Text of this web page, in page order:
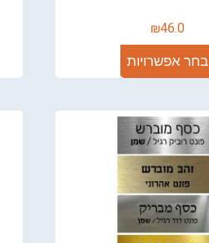
₪46.0
בחר אפשרויות